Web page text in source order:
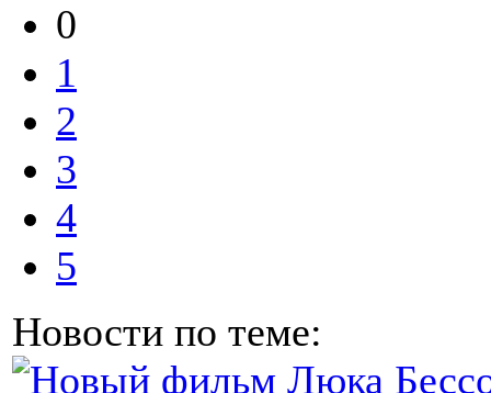
0
1
2
3
4
5
Новости по теме: